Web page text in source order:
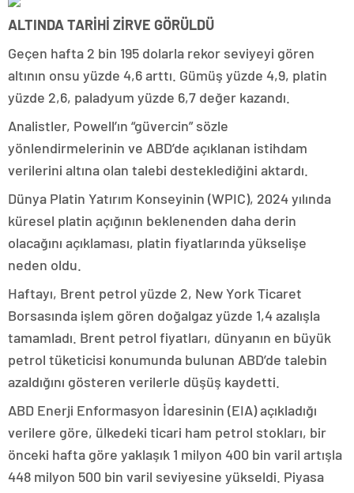
ALTINDA TARİHİ ZİRVE GÖRÜLDÜ
Geçen hafta 2 bin 195 dolarla rekor seviyeyi gören
altının onsu yüzde 4,6 arttı. Gümüş yüzde 4,9, platin
yüzde 2,6, paladyum yüzde 6,7 değer kazandı.
Analistler, Powell’ın “güvercin” sözle
yönlendirmelerinin ve ABD’de açıklanan istihdam
verilerini altına olan talebi desteklediğini aktardı.
Dünya Platin Yatırım Konseyinin (WPIC), 2024 yılında
küresel platin açığının beklenenden daha derin
olacağını açıklaması, platin fiyatlarında yükselişe
neden oldu.
Haftayı, Brent petrol yüzde 2, New York Ticaret
Borsasında işlem gören doğalgaz yüzde 1,4 azalışla
tamamladı. Brent petrol fiyatları, dünyanın en büyük
petrol tüketicisi konumunda bulunan ABD’de talebin
azaldığını gösteren verilerle düşüş kaydetti.
ABD Enerji Enformasyon İdaresinin (EIA) açıkladığı
verilere göre, ülkedeki ticari ham petrol stokları, bir
önceki hafta göre yaklaşık 1 milyon 400 bin varil artışla
448 milyon 500 bin varil seviyesine yükseldi. Piyasa